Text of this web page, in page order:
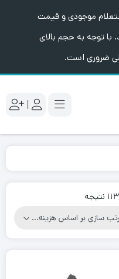
موجودی و قیمت
با توجه به حجم بالای
ضروری است.
|
Sorted
price: